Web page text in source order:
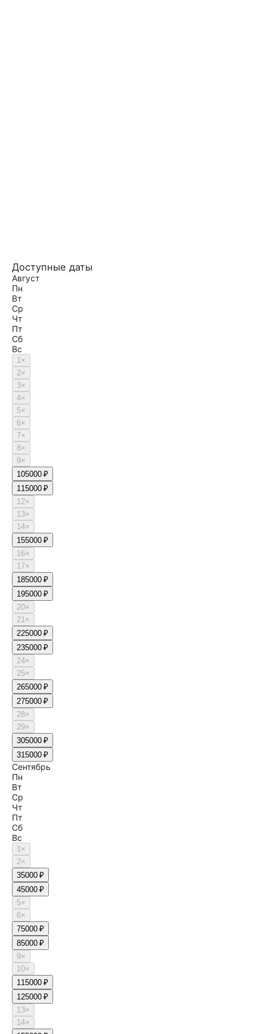
Доступные даты
Август
Пн
Вт
Ср
Чт
Пт
Сб
Вс
1×
2×
3×
4×
5×
6×
7×
8×
9×
105000 ₽
115000 ₽
12×
13×
14×
155000 ₽
16×
17×
185000 ₽
195000 ₽
20×
21×
225000 ₽
235000 ₽
24×
25×
265000 ₽
275000 ₽
28×
29×
305000 ₽
315000 ₽
Сентябрь
Пн
Вт
Ср
Чт
Пт
Сб
Вс
1×
2×
35000 ₽
45000 ₽
5×
6×
75000 ₽
85000 ₽
9×
10×
115000 ₽
125000 ₽
13×
14×